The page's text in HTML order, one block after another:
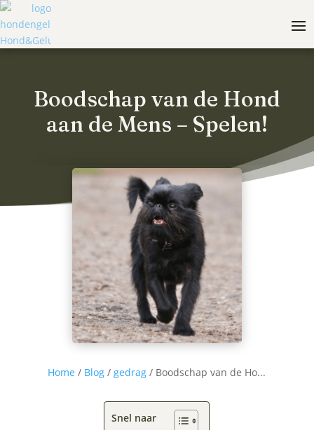
Boodschap van de Hond
aan de Mens – Spelen!
Home / Blog / gedrag / Boodschap van de Ho...
Snel naar